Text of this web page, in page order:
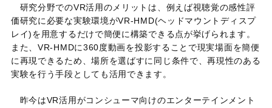
研究分野でのVR活用のメリットは、例えば視聴覚の感性評
価研究に必要な実験環境がVR-HMD(ヘッドマウントディスプ
レイ)を用意するだけで簡便に構築できる点が挙げられます。
また、VR-HMDに360度動画を投影することで現実場面を簡便
に再現できるため、場所を選ばすに同じ条件で、再現性のある
実験を行う手段としても活用できます。
昨今はVR活用がコンシューマ向けのエンターテインメント